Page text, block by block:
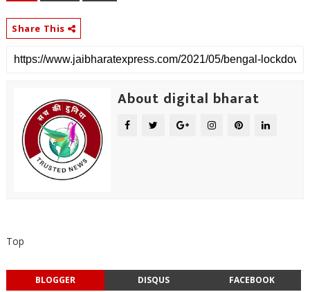
Share This
About digital bharat
Top
BLOGGER DISQUS FACEBOOK